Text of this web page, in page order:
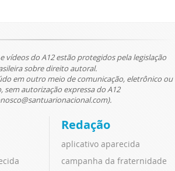
vídeos do A12 estão protegidos pela legislação
sobre direito autoral.
em outro meio de comunicação, eletrônico ou
sem autorização expressa do A12
Redação
aplicativo aparecida
campanha da fraternidade